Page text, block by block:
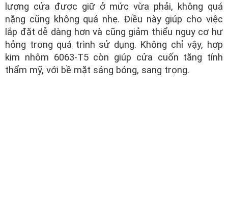
lượng cửa được giữ ở mức vừa phải, không quá
nặng cũng không quá nhẹ. Điều này giúp cho việc
lắp đặt dễ dàng hơn và cũng giảm thiểu nguy cơ hư
hỏng trong quá trình sử dụng. Không chỉ vậy, hợp
kim nhôm 6063-T5 còn giúp cửa cuốn tăng tính
thẩm mỹ, với bề mặt sáng bóng, sang trọng.